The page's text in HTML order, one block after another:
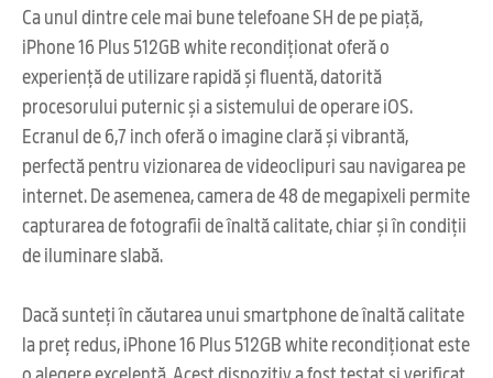
Ca unul dintre cele mai bune telefoane SH de pe piață,
iPhone 16 Plus 512GB white recondiționat oferă o
experiență de utilizare rapidă și fluentă, datorită
procesorului puternic și a sistemului de operare iOS.
Ecranul de 6,7 inch oferă o imagine clară și vibrantă,
perfectă pentru vizionarea de videoclipuri sau navigarea pe
internet. De asemenea, camera de 48 de megapixeli permite
capturarea de fotografii de înaltă calitate, chiar și în condiții
de iluminare slabă.
Dacă sunteți în căutarea unui smartphone de înaltă calitate
la preț redus, iPhone 16 Plus 512GB white recondiționat este